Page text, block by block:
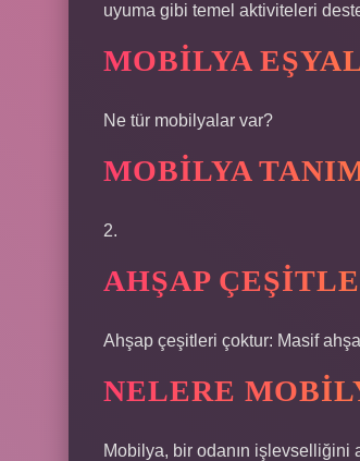
uyuma gibi temel aktiviteleri
MOBILYA
Ne tür mobilyalar var?
MOBILYA
2.
AHŞAP
Ahşap çeşitleri çoktur: Masif
NELERE
Mobilya, bir odanın işlevselliğini